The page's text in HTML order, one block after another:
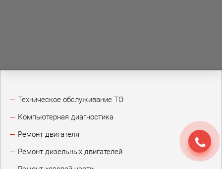
Техническое обслуживание ТО
Компьютерная диагностика
Ремонт двигателя
Ремонт дизельных двигателей